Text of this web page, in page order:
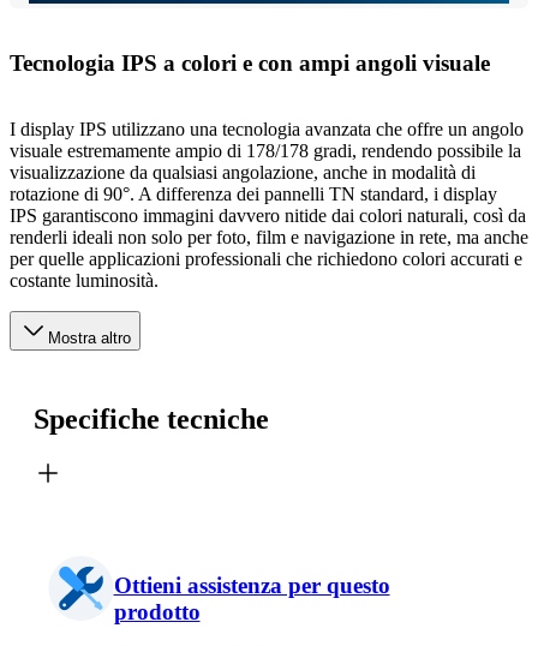
Tecnologia IPS a colori e con ampi angoli visuale
I display IPS utilizzano una tecnologia avanzata che offre un angolo
visuale estremamente ampio di 178/178 gradi, rendendo possibile la
visualizzazione da qualsiasi angolazione, anche in modalità di
rotazione di 90°. A differenza dei pannelli TN standard, i display
IPS garantiscono immagini davvero nitide dai colori naturali, così da
renderli ideali non solo per foto, film e navigazione in rete, ma anche
per quelle applicazioni professionali che richiedono colori accurati e
costante luminosità.
Mostra altro
Specifiche tecniche
Ottieni assistenza per questo
prodotto